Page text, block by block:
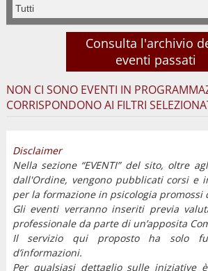
Consulta l'archivio
eventi passati
NON CI SONO EVENTI IN
CORRISPONDONO AI FILTRI
Disclaimer
Nella sezione “EVENTI” del sito, oltre
dall'Ordine, vengono pubblicati corsi e
per la formazione in psicologia promossi
Gli eventi verranno inseriti previa
professionale da parte di un’apposita
Il servizio qui proposto ha solo
d’informazioni.
Per qualsiasi dettaglio sulle iniziative